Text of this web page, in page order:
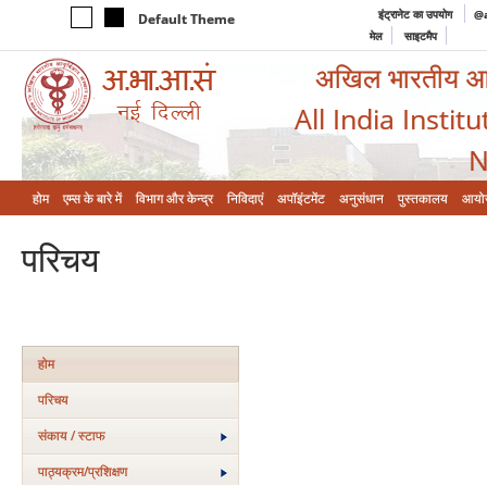
Default Theme इंट्रानेट का उपयोग
मेल
साइटमैप
अखिल भारतीय
All India
होम एम्‍स के बारे में विभाग और केन्‍द्र निविदाएं अपॉइंटमेंट अनुसंधान पुस्तकालय
परिचय
होम
परिचय
संकाय / स्टाफ
पाठ्यक्रम/प्रशिक्षण